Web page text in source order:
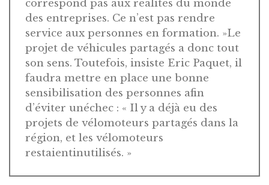
correspond pas aux réalités du monde
des entreprises. Ce n’est pas rendre
service aux personnes en formation. »Le
projet de véhicules partagés a donc tout
son sens. Toutefois, insiste Eric Paquet, il
faudra mettre en place une bonne
sensibilisation des personnes afin
d’éviter unéchec : « Il y a déjà eu des
projets de vélomoteurs partagés dans la
région, et les vélomoteurs
restaientinutilisés. »